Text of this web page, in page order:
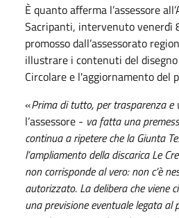
È quanto afferma l’assessore
Sacripanti, intervenuto venerdì
promosso dall’assessorato
illustrare i contenuti del
Circolare e l'aggiornamento del
«Prima di tutto, per trasparenza e
l’assessore - va fatta una
continua a ripetere che la Giunta
l’ampliamento della discarica Le
non corrisponde al vero: non c’è
autorizzato. La delibera che viene
una previsione eventuale legata al